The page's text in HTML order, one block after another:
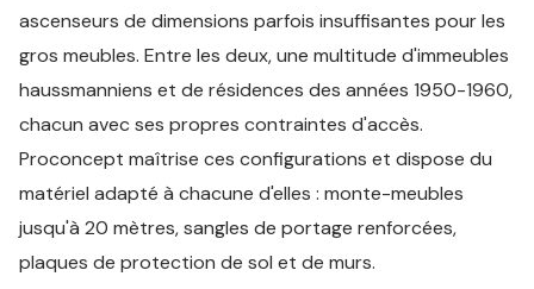
ascenseurs de dimensions parfois insuffisantes pour les
gros meubles. Entre les deux, une multitude d'immeubles
haussmanniens et de résidences des années 1950-1960,
chacun avec ses propres contraintes d'accès.
Proconcept maîtrise ces configurations et dispose du
matériel adapté à chacune d'elles : monte-meubles
jusqu'à 20 mètres, sangles de portage renforcées,
plaques de protection de sol et de murs.